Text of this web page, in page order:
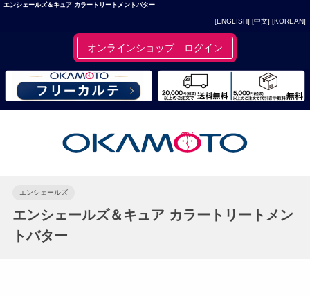
エンシェールズ＆キュア カラートリートメントバター
[ENGLISH] [中文] [KOREAN]
オンラインショップ ログイン
エンシェールズ
エンシェールズ＆キュア カラートリートメン
トバター